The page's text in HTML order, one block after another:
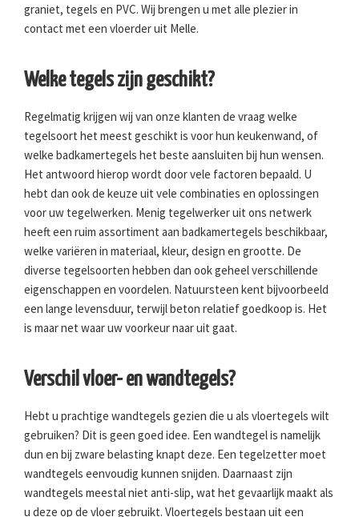
graniet, tegels en PVC. Wij brengen u met alle plezier in
contact met een vloerder uit Melle.
Welke tegels zijn geschikt?
Regelmatig krijgen wij van onze klanten de vraag welke
tegelsoort het meest geschikt is voor hun keukenwand, of
welke badkamertegels het beste aansluiten bij hun wensen.
Het antwoord hierop wordt door vele factoren bepaald. U
hebt dan ook de keuze uit vele combinaties en oplossingen
voor uw tegelwerken. Menig tegelwerker uit ons netwerk
heeft een ruim assortiment aan badkamertegels beschikbaar,
welke variëren in materiaal, kleur, design en grootte. De
diverse tegelsoorten hebben dan ook geheel verschillende
eigenschappen en voordelen. Natuursteen kent bijvoorbeeld
een lange levensduur, terwijl beton relatief goedkoop is. Het
is maar net waar uw voorkeur naar uit gaat.
Verschil vloer- en wandtegels?
Hebt u prachtige wandtegels gezien die u als vloertegels wilt
gebruiken? Dit is geen goed idee. Een wandtegel is namelijk
dun en bij zware belasting knapt deze. Een tegelzetter moet
wandtegels eenvoudig kunnen snijden. Daarnaast zijn
wandtegels meestal niet anti-slip, wat het gevaarlijk maakt als
u deze op de vloer gebruikt. Vloertegels bestaan uit een